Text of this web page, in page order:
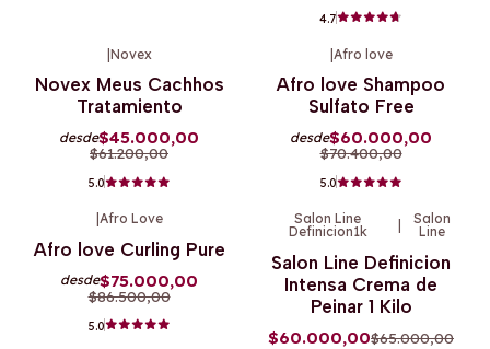
4.7
Novex
Novex Meus Cachhos
Tratamiento
desde$45.000,00
$61.200,00
5.0
Afro love
Afro love Shampoo
Sulfato Free
desde$60.000,00
$70.400,00
5.0
Afro Love
Afro love Curling Pure
desde$75.000,00
$86.500,00
5.0
-8%OFF
Salon Line
Definicion1k
Salon
Line
Salon Line Definicion
Intensa Crema de
Peinar 1 Kilo
$60.000,00$65.000,00